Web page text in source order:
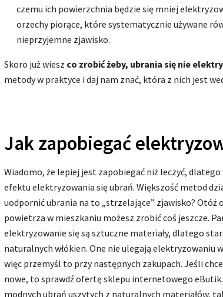
czemu ich powierzchnia będzie się mniej
orzechy piorące, które systematycznie używane
nieprzyjemne zjawisko.
Skoro już wiesz co zrobić żeby, ubrania się nie
metody w praktyce i daj nam znać, która z nich jest
Jak zapobiegać
Wiadomo, że lepiej jest zapobiegać niż leczyć,
efektu elektryzowania się ubrań. Większość metod
uodpornić ubrania na to „strzelające” zjawisko? Otóż
powietrza w mieszkaniu możesz zrobić coś jeszcze.
elektryzowanie się są sztuczne materiały, dlatego
naturalnych włókien. One nie ulegają elektryzowaniu
więc przemyśl to przy następnych zakupach. Jeśli
nowe, to sprawdź ofertę sklepu internetowego
modnych ubrań uszytych z naturalnych materiałów,